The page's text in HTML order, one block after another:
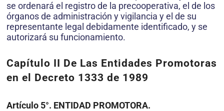
se ordenará el registro de la precooperativa, el de los
órganos de administración y vigilancia y el de su
representante legal debidamente identificado, y se
autorizará su funcionamiento.
Capítulo II De Las Entidades Promotoras
en el Decreto 1333 de 1989
Artículo 5°. ENTIDAD PROMOTORA.